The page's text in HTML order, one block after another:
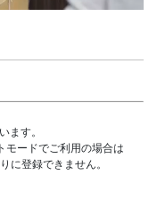
ます。
モードでご利用の場合は
に登録できません。